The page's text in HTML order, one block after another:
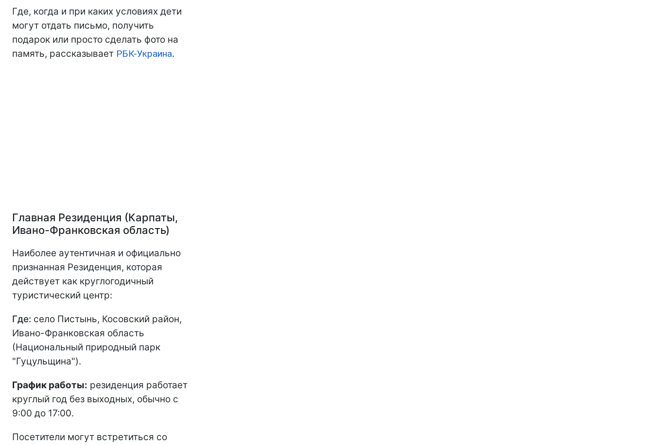
Где, когда и при каких условиях дети
могут отдать письмо, получить
подарок или просто сделать фото на
память, рассказывает РБК-Украина.
Главная Резиденция (Карпаты,
Ивано-Франковская область)
Наиболее аутентичная и официально
признанная Резиденция, которая
действует как круглогодичный
туристический центр:
Где: село Пистынь, Косовский район,
Ивано-Франковская область
(Национальный природный парк
"Гуцульщина").
График работы: резиденция работает
круглый год без выходных, обычно с
9:00 до 17:00.
Посетители могут встретиться со